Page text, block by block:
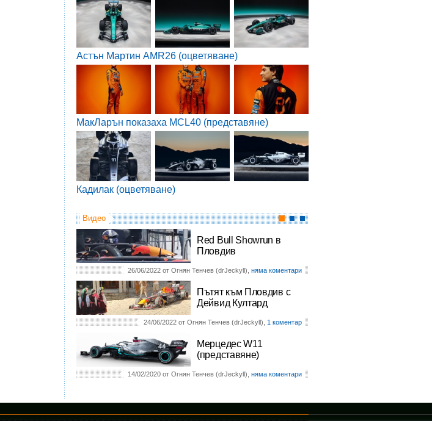
Астън Мартин AMR26 (оцветяване)
МакЛарън показаха MCL40 (представяне)
Кадилак (оцветяване)
Видео
Red Bull Showrun в
Пловдив
26/06/2022 от Огнян Тенчев (drJeckyll), няма коментари
Пътят към Пловдив с
Дейвид Култард
24/06/2022 от Огнян Тенчев (drJeckyll), 1 коментар
Мерцедес W11
(представяне)
14/02/2020 от Огнян Тенчев (drJeckyll), няма коментари